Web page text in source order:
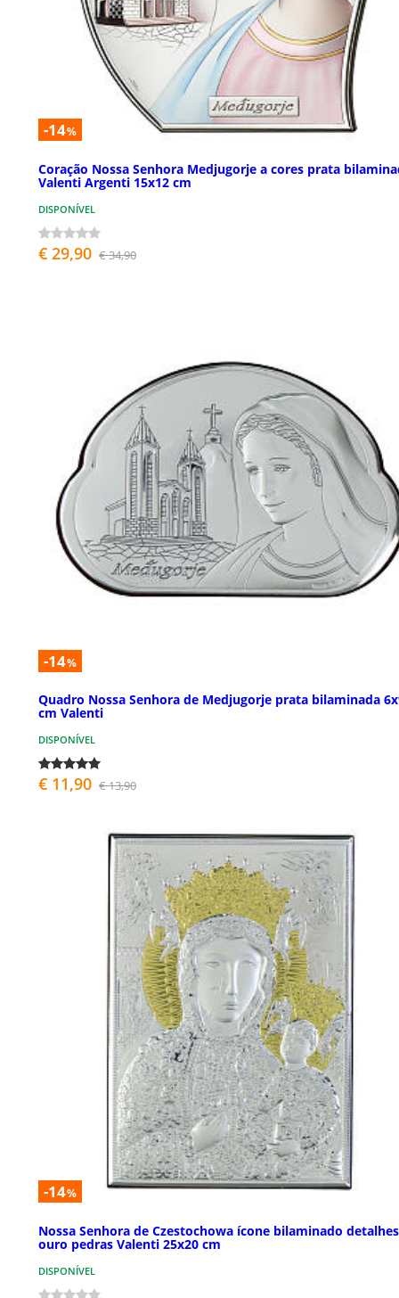
-14%
Coração Nossa Senhora Medjugorje a cores prata
Valenti Argenti 15x12 cm
DISPONÍVEL
€ 29,90 € 34,90
-14%
Quadro Nossa Senhora de Medjugorje prata bilaminada
cm Valenti
DISPONÍVEL
€ 11,90 € 13,90
-14%
Nossa Senhora de Czestochowa ícone bilaminado detalhes
ouro pedras Valenti 25x20 cm
DISPONÍVEL